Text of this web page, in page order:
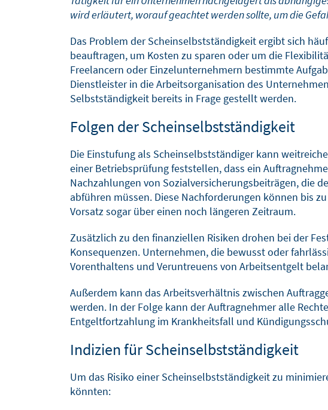
wird erläutert, worauf geachtet werden sollte, um die
Das Problem der Scheinselbstständigkeit ergibt sich
beauftragen, um Kosten zu sparen oder um die
Freelancern oder Einzelunternehmern bestimmte
Dienstleister in die Arbeitsorganisation des
Selbstständigkeit bereits in Frage gestellt werden.
Folgen der Scheinselbstständigkeit
Die Einstufung als Scheinselbstständiger kann
einer Betriebsprüfung feststellen, dass ein
Nachzahlungen von Sozialversicherungsbeiträgen, die
abführen müssen. Diese Nachforderungen können bis
Vorsatz sogar über einen noch längeren Zeitraum.
Zusätzlich zu den finanziellen Risiken drohen bei der
Konsequenzen. Unternehmen, die bewusst oder
Vorenthaltens und Veruntreuens von Arbeitsentgelt
Außerdem kann das Arbeitsverhältnis zwischen
werden. In der Folge kann der Auftragnehmer alle
Entgeltfortzahlung im Krankheitsfall und
Indizien für Scheinselbstständigkeit
Um das Risiko einer Scheinselbstständigkeit zu
könnten: